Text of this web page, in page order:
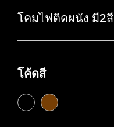
โคมไฟติดผนัง มี2สี
โค้ดสี